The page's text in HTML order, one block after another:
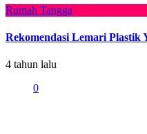
Rumah Tangga
Rekomendasi Lemari Plastik
4 tahun lalu
0